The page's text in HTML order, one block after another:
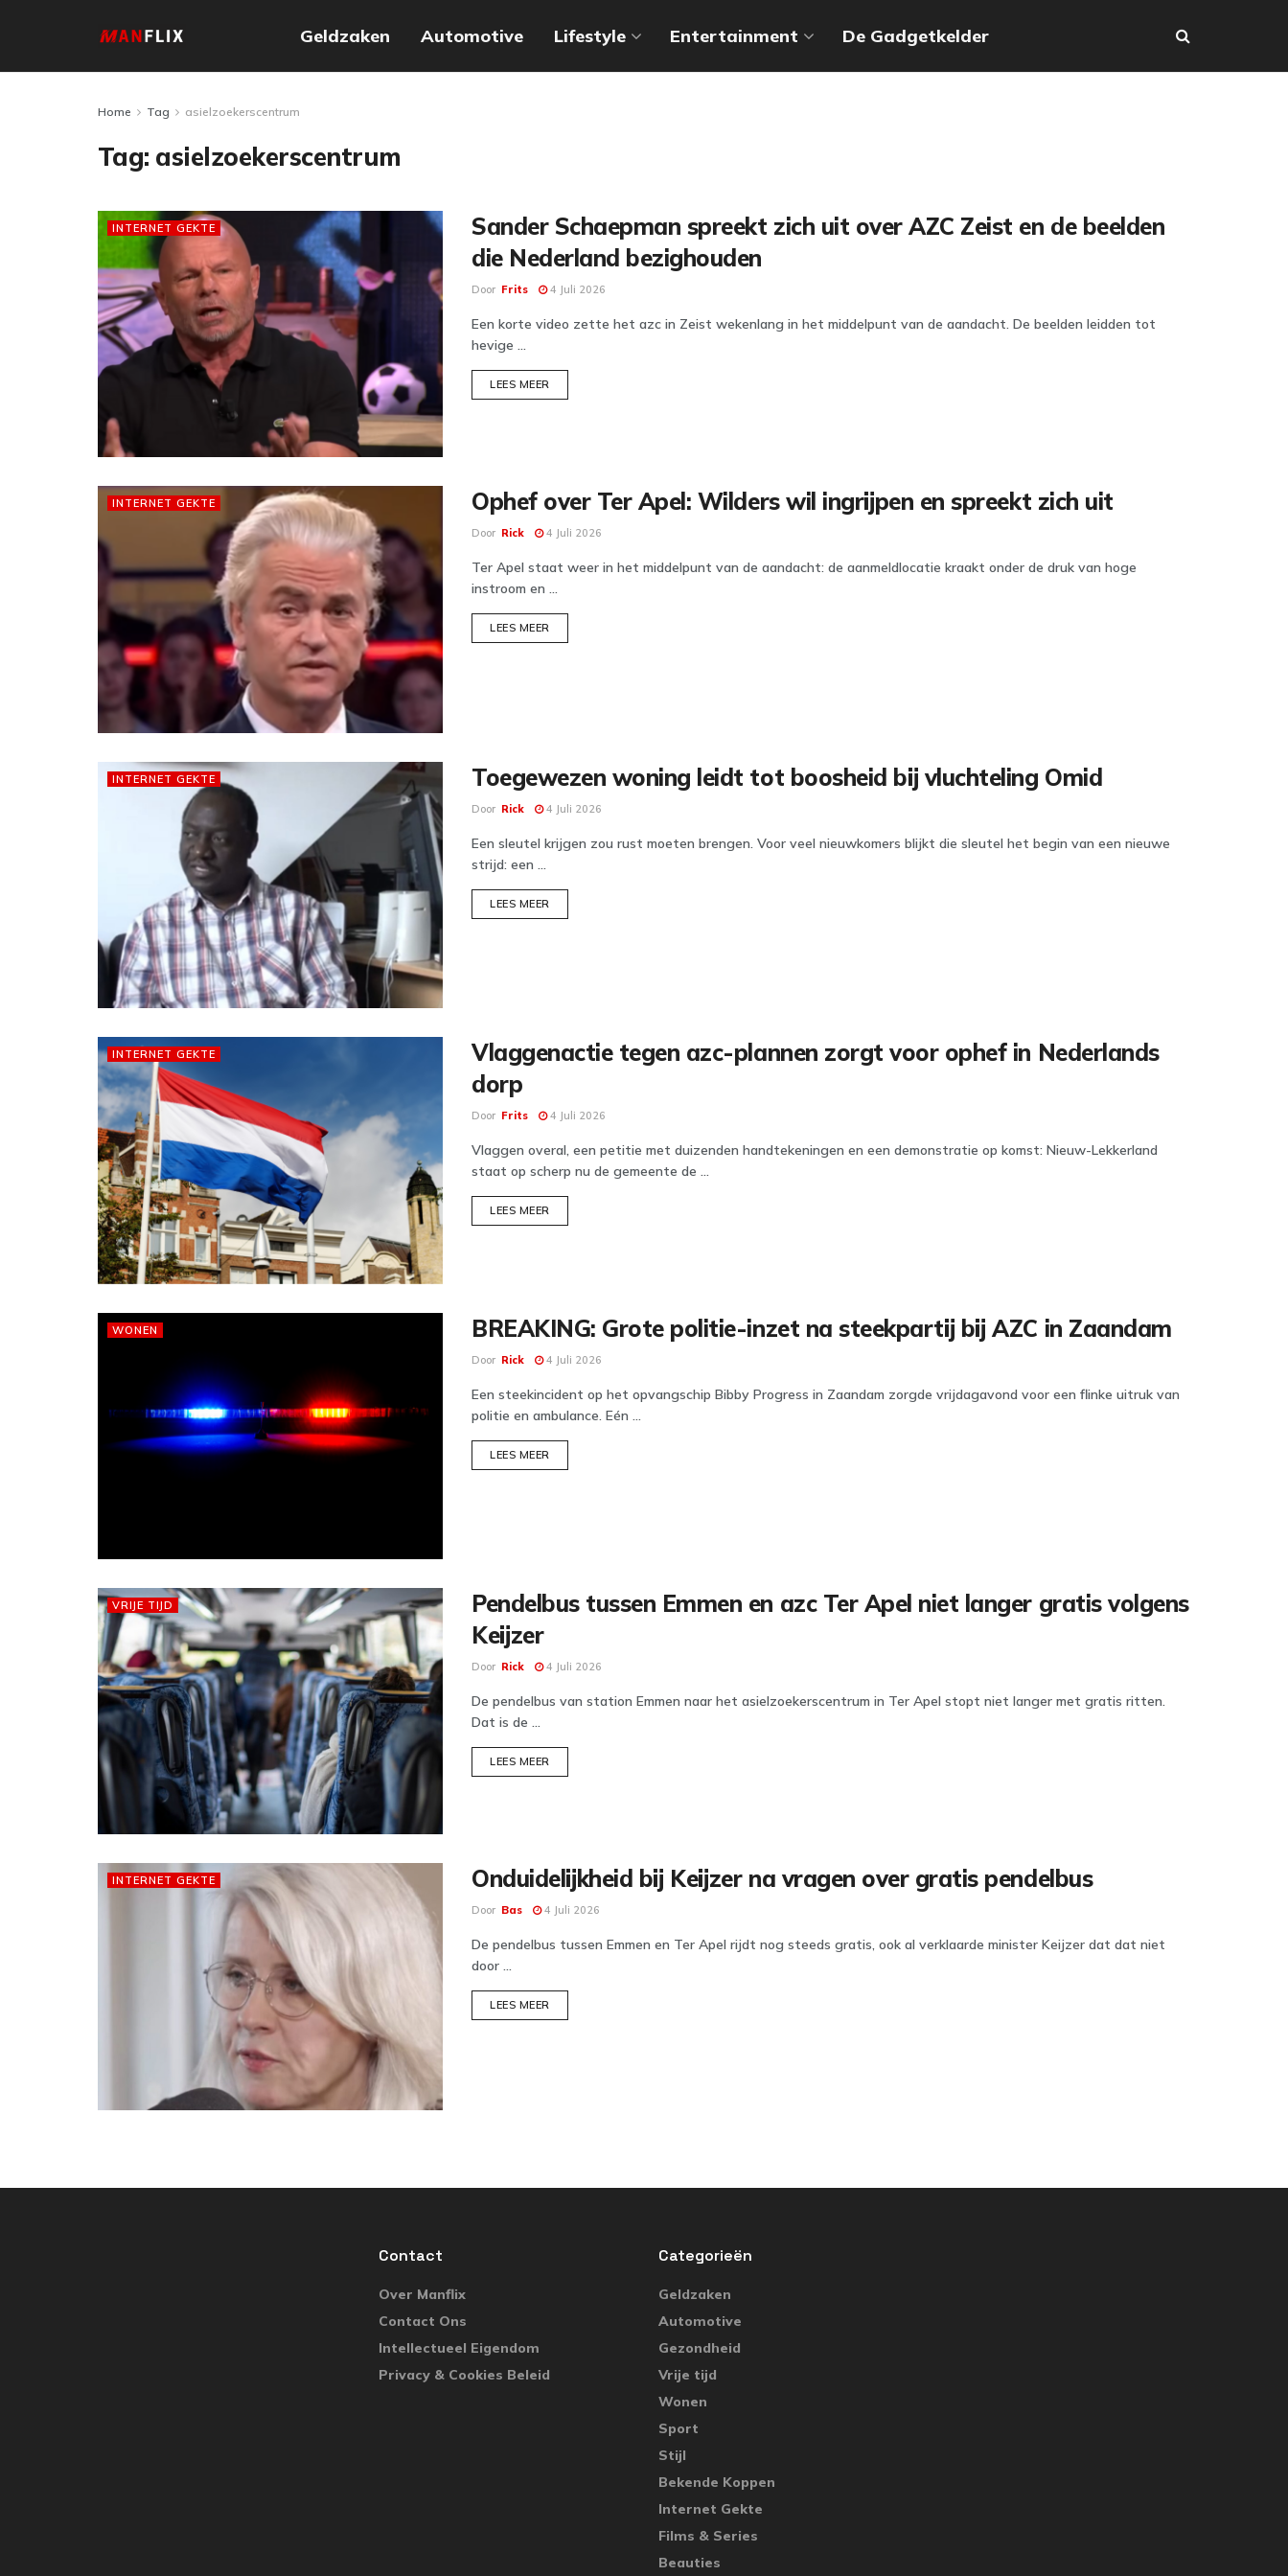
Geldzaken Automotive Lifestyle Entertainment De Gadgetkelder
Home Tag asielzoekerscentrum
Tag: asielzoekerscentrum
INTERNET GEKTE
Sander Schaepman spreekt zich uit over AZC Zeist en de beelden
die Nederland bezighouden
Door Frits 4 Juli 2026
Een korte video zette het azc in Zeist wekenlang in het middelpunt van de aandacht. De beelden leidden tot
hevige ...
LEES MEER
INTERNET GEKTE Ophef over Ter Apel: Wilders wil ingrijpen en spreekt zich uit
Door Rick 4 Juli 2026
Ter Apel staat weer in het middelpunt van de aandacht: de aanmeldlocatie kraakt onder de druk van hoge
instroom en ...
LEES MEER
INTERNET GEKTE Toegewezen woning leidt tot boosheid bij vluchteling Omid
Door Rick 4 Juli 2026
Een sleutel krijgen zou rust moeten brengen. Voor veel nieuwkomers blijkt die sleutel het begin van een nieuwe
strijd: een ...
LEES MEER
INTERNET GEKTE
Vlaggenactie tegen azc-plannen zorgt voor ophef in Nederlands
dorp
Door Frits 4 Juli 2026
Vlaggen overal, een petitie met duizenden handtekeningen en een demonstratie op komst: Nieuw-Lekkerland
staat op scherp nu de gemeente de ...
LEES MEER
WONEN BREAKING: Grote politie-inzet na steekpartij bij AZC in Zaandam
Door Rick 4 Juli 2026
Een steekincident op het opvangschip Bibby Progress in Zaandam zorgde vrijdagavond voor een flinke uitruk van
politie en ambulance. Eén ...
LEES MEER
VRIJE TIJD
Pendelbus tussen Emmen en azc Ter Apel niet langer gratis volgens
Keijzer
Door Rick 4 Juli 2026
De pendelbus van station Emmen naar het asielzoekerscentrum in Ter Apel stopt niet langer met gratis ritten.
Dat is de ...
LEES MEER
INTERNET GEKTE Onduidelijkheid bij Keijzer na vragen over gratis pendelbus
Door Bas 4 Juli 2026
De pendelbus tussen Emmen en Ter Apel rijdt nog steeds gratis, ook al verklaarde minister Keijzer dat dat niet
door ...
LEES MEER
Contact
Over Manflix
Contact Ons
Intellectueel Eigendom
Privacy & Cookies Beleid
Categorieën
Geldzaken
Automotive
Gezondheid
Vrije tijd
Wonen
Sport
Stijl
Bekende Koppen
Internet Gekte
Films & Series
Beauties